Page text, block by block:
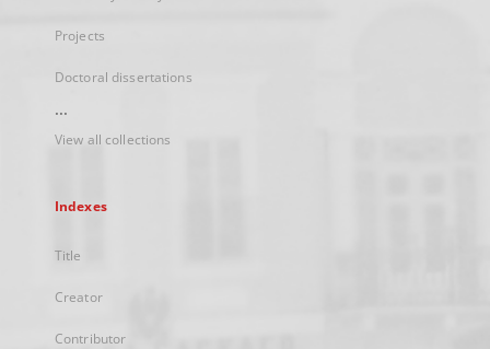
Projects
Doctoral dissertations
...
View all collections
Indexes
Title
Creator
Contributor